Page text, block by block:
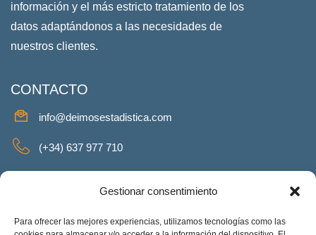
Gestionar consentimiento
Para ofrecer las mejores experiencias, utilizamos tecnologías como las
información y el más estricto tratamiento de los
datos adaptándonos a las necesidades de
nuestros clientes.
CONTACTO
info@deimosestadistica.com
(+34) 637 977 710